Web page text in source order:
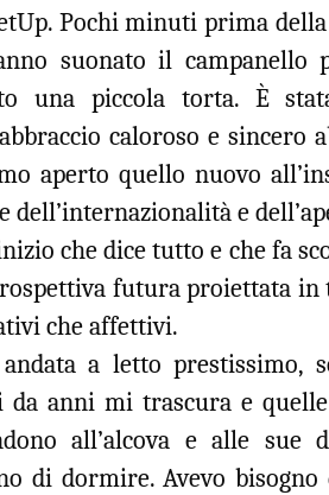
Pochi minuti prima
suonato il
una piccola torta. È
caloroso e sincero
aperto quello nuovo
dell’internazionalità e
che dice tutto e che fa
futura proiettata
che affettivi.
andata a letto prestissimo,
da anni mi trascura e
all’alcova e alle sue
di dormire. Avevo